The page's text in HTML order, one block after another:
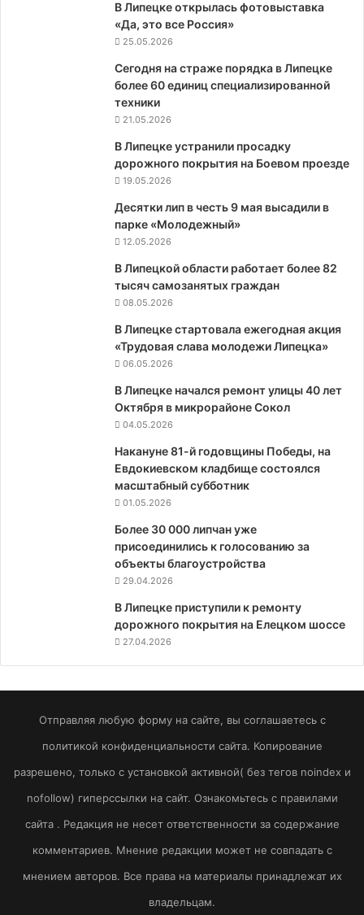
В Липецке открылась фотовыставка
«Да, это все Россия»
25.05.2026
Сегодня на страже порядка в Липецке
более 60 единиц специализированной
техники
21.05.2026
В Липецке устранили просадку
дорожного покрытия на Боевом проезде
19.05.2026
Десятки лип в честь 9 мая высадили в
парке «Молодежный»
12.05.2026
В Липецкой области работает более 82
тысяч самозанятых граждан
08.05.2026
В Липецке стартовала ежегодная акция
«Трудовая слава молодежи Липецка»
06.05.2026
В Липецке начался ремонт улицы 40 лет
Октября в микрорайоне Сокол
04.05.2026
Накануне 81-й годовщины Победы, на
Евдокиевском кладбище состоялся
масштабный субботник
01.05.2026
Более 30 000 липчан уже
присоединились к голосованию за
объекты благоустройства
29.04.2026
В Липецке приступили к ремонту
дорожного покрытия на Елецком шоссе
27.04.2026
Отправляя любую форму на сайте, вы соглашаетесь с
политикой конфиденциальности сайта. Копирование
разрешено, только с установкой активной( без тегов noindex и
nofollow) гиперссылки на сайт. Ознакомьтесь с правилами
сайта . Редакция не несет ответственности за содержание
комментариев. Мнение редакции может не совпадать с
мнением авторов. Все права на материалы принадлежат их
владельцам.